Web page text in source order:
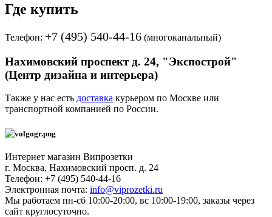
Где купить
Телефон: +7 (495) 540-44-16 (многоканальный)
Нахимовский проспект д. 24, "Экспострой"
(Центр дизайна и интерьера)
Также у нас есть доставка курьером по Москве или
транспортной компанией по России.
Интернет магазин Випрозетки
г. Москва, Нахимовский просп. д. 24
Телефон: +7 (495) 540-44-16
Электронная почта: info@viprozetki.ru
Мы работаем пн-сб 10:00-20:00, вс 10:00-19:00, заказы через
сайт круглосуточно.